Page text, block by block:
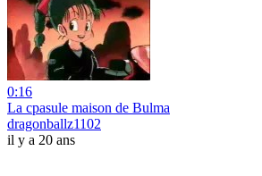
0:16
La cpasule maison de Bulma
dragonballz1102
il y a 20 ans